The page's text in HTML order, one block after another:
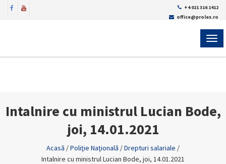
+4 021 316 1412
office@prolex.ro
Intalnire cu ministrul Lucian Bode,
joi, 14.01.2021
Acasă /Poliţie Naţională /Drepturi salariale /
Intalnire cu ministrul Lucian Bode, joi, 14.01.2021